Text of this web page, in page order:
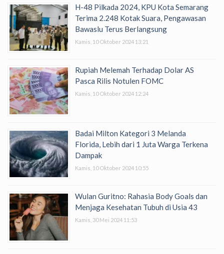
H-48 Pilkada 2024, KPU Kota Semarang
Terima 2.248 Kotak Suara, Pengawasan
Bawaslu Terus Berlangsung
Kamis, 10 Oktober 2024 13:21
Rupiah Melemah Terhadap Dolar AS
Pasca Rilis Notulen FOMC
Kamis, 10 Oktober 2024 12:24
Badai Milton Kategori 3 Melanda
Florida, Lebih dari 1 Juta Warga Terkena
Dampak
Kamis, 10 Oktober 2024 10:55
Wulan Guritno: Rahasia Body Goals dan
Menjaga Kesehatan Tubuh di Usia 43
Kamis, 30 Mei 2024 11:53